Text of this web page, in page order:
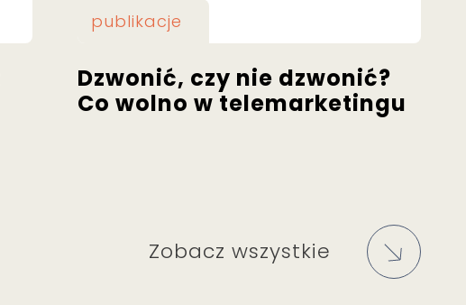
publikacje
Dzwonić, czy nie dzwonić?
Co wolno w telemarketingu
Zobacz wszystkie